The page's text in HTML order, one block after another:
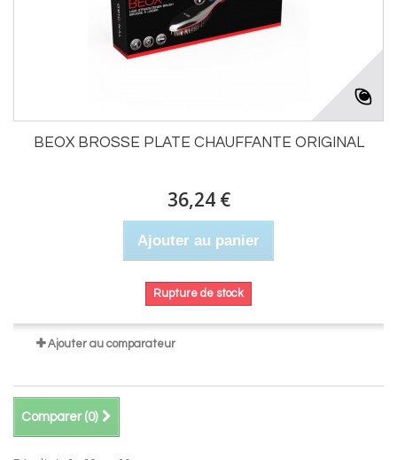
BEOX BROSSE PLATE CHAUFFANTE ORIGINAL
36,24 €
Ajouter au panier
Rupture de stock
Ajouter au comparateur
Comparer (0)